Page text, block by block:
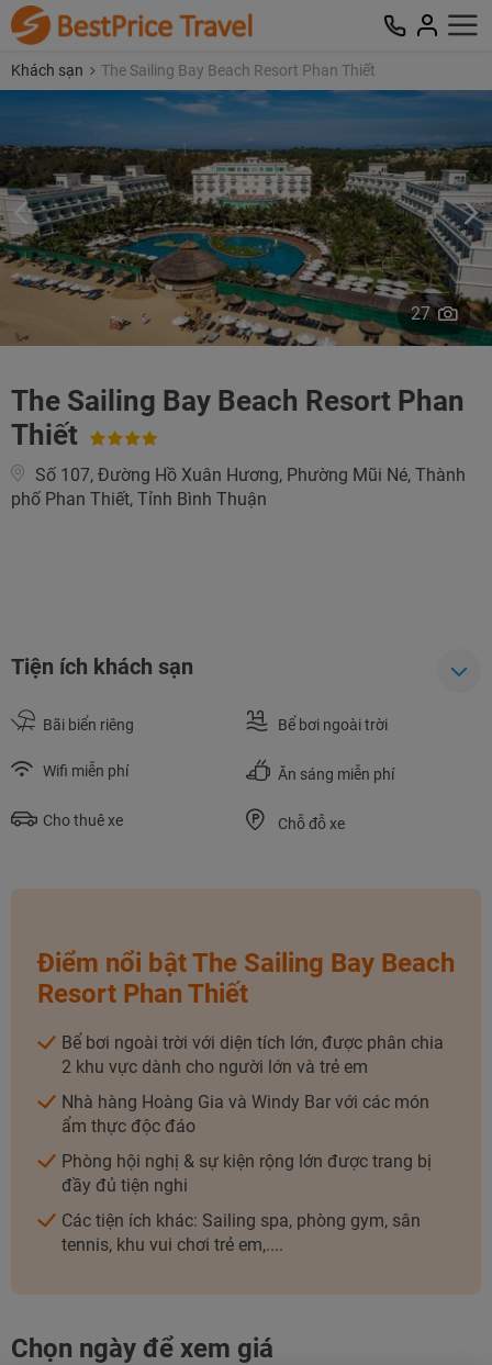
Khách sạn The Sailing Bay Beach Resort Phan Thiết
27
The Sailing Bay Beach Resort Phan
Thiết
Số 107, Đường Hồ Xuân Hương, Phường Mũi Né, Thành
phố Phan Thiết, Tỉnh Bình Thuận
Tiện ích khách sạn
Bãi biển riêng Bể bơi ngoài trời
Wifi miễn phí Ăn sáng miễn phí
Cho thuê xe Chỗ đỗ xe
Điểm nổi bật The Sailing Bay Beach
Resort Phan Thiết
Bể bơi ngoài trời với diện tích lớn, được phân chia
2 khu vực dành cho người lớn và trẻ em
Nhà hàng Hoàng Gia và Windy Bar với các món
ẩm thực độc đáo
Phòng hội nghị & sự kiện rộng lớn được trang bị
đầy đủ tiện nghi
Các tiện ích khác: Sailing spa, phòng gym, sân
tennis, khu vui chơi trẻ em,....
Chọn ngày để xem giá
NHẬN ƯU ĐÃI NGAY